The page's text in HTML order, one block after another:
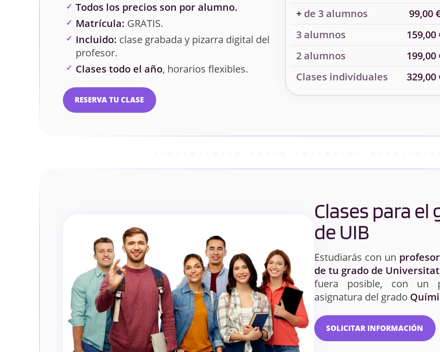
Todos los precios son por alumno.
Matrícula: GRATIS.
Incluido: clase grabada y pizarra digital del
profesor.
Clases todo el año, horarios flexibles.
RESERVA TU CLASE
+de 3 alumnos
99,00
3 alumnos
159,00
2 alumnos
199,00
Clases individuales
329,00
Clases para
de UIB
Estudiarás con un
de tu grado de
fuera posible, con un
asignatura del grado
SOLICITAR INFORMACIÓN